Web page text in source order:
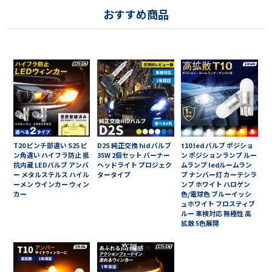
おすすめ商品
T20 ピンチ部違い S25 ピ
ン角違い ハイフラ防止 抵
抗内蔵 LEDバルブ アンバ
ー メタルステルス ハイル
ーメン ウインカー ウィン
カー
D2S 純正交換 hid バルブ
35W 2個セット バーナー
ヘッドライト プロジェク
タータイプ
t10 led バルブ ポジショ
ン ポジションランプ ルー
ムランプ ledルームラン
プ ナンバー灯 カーテシラ
ンプ ホワイト ハロゲン
色/電球色 ブルーイッシ
ュホワイト フロスティブ
ルー 車検対応 無極性 高
拡散 5色展開